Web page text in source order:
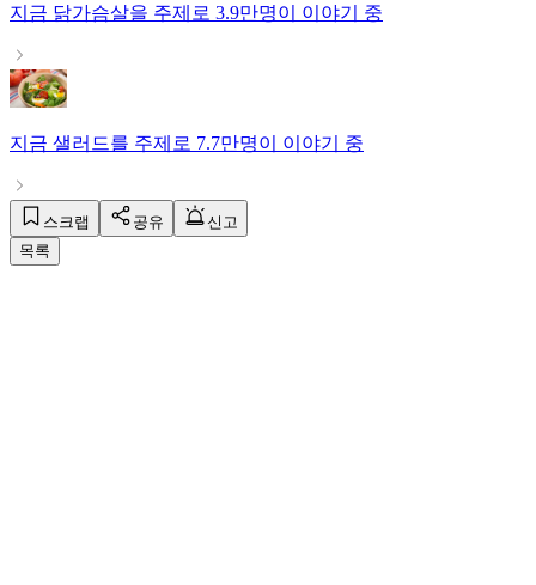
지금 닭가슴살을 주제로 3.9만명이 이야기 중
지금 샐러드를 주제로 7.7만명이 이야기 중
스크랩 공유
신고
목록